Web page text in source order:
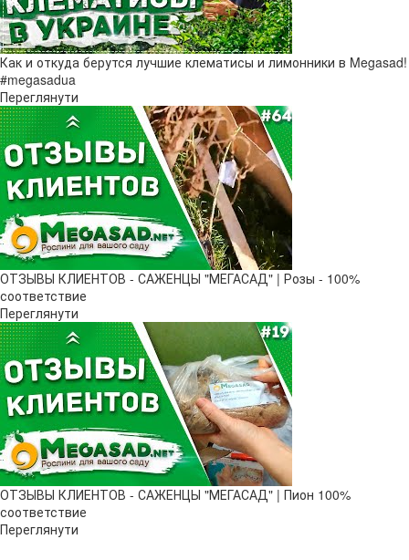
Как и откуда берутся лучшие клематисы и лимонники в Megasad!
#megasadua
Переглянути
ОТЗЫВЫ КЛИЕНТОВ - САЖЕНЦЫ "МЕГАСАД" | Розы - 100%
соответствие
Переглянути
ОТЗЫВЫ КЛИЕНТОВ - САЖЕНЦЫ "МЕГАСАД" | Пион 100%
соответствие
Переглянути